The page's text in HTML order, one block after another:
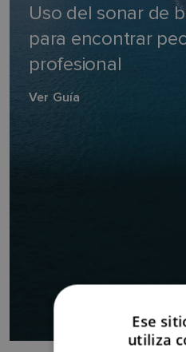
Uso del sonar de
para encontrar
profesional
Ver Guía
Ese
utiliza